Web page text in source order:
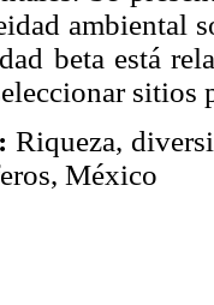
ambiental
beta está
Riqueza,
México